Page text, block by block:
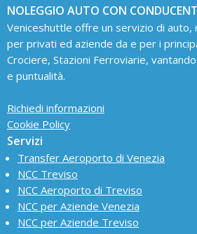
NOLEGGIO AUTO CON
Veniceshuttle offre un servizio di auto,
per privati ed aziende da e per i
Crociere, Stazioni Ferroviarie,
e puntualità.
Richiedi informazioni
Cookie Policy
Servizi
Transfer Aeroporto di Venezia
NCC Treviso
NCC Aeroporto di Treviso
NCC per Aziende Venezia
NCC per Aziende Treviso